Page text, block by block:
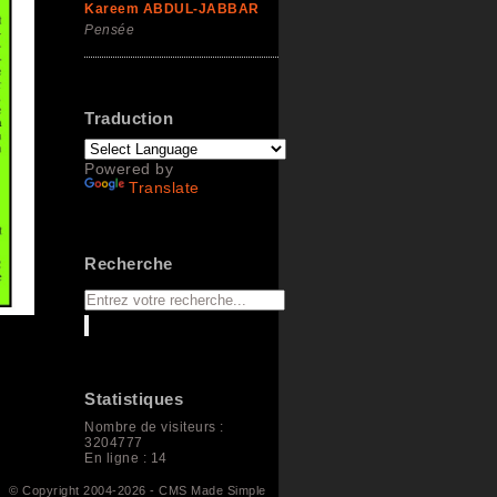
Kareem ABDUL-JABBAR
Pensée
Traduction
Powered by
Translate
Recherche
Statistiques
Nombre de visiteurs :
3204777
En ligne : 14
© Copyright 2004-2026 - CMS Made Simple